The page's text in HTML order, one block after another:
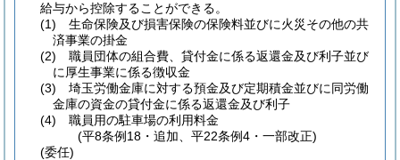
給与から控除することができる。
(1)
生命保険及び損害保険の保険料並びに火災その他の共
済事業の掛金
(2)
職員団体の組合費、貸付金に係る返還金及び利子並び
に厚生事業に係る徴収金
(3)
埼玉労働金庫に対する預金及び定期積金並びに同労働
金庫の資金の貸付金に係る返還金及び利子
(4)
職員用の駐車場の利用料金
(平8条例18・追加、平22条例4・一部改正)
(委任)